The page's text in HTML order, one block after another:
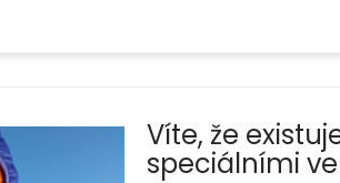
Víte, že
speciálními